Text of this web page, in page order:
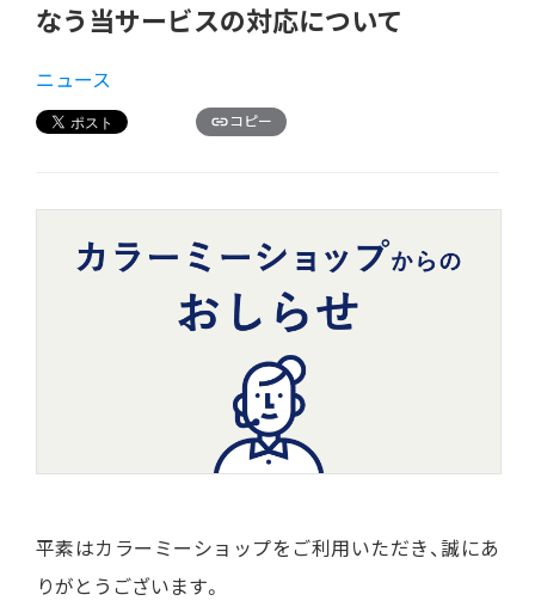
なう当サービスの対応について
ニュース
コピー
平素はカラーミーショップをご利用いただき、誠にあ
りがとうございます。